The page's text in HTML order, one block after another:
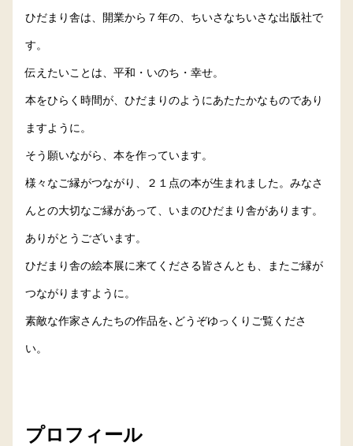
ひだまり舎は、開業から７年の、ちいさなちいさな出版社で
す。
伝えたいことは、平和・いのち・幸せ。
本をひらく時間が、ひだまりのようにあたたかなものであり
ますように。
そう願いながら、本を作っています。
様々なご縁がつながり、２１点の本が生まれました。みなさ
んとの大切なご縁があって、いまのひだまり舎があります。
ありがとうございます。
ひだまり舎の絵本展に来てくださる皆さんとも、またご縁が
つながりますように。
素敵な作家さんたちの作品を､どうぞゆっくりご覧くださ
い。
プロフィール